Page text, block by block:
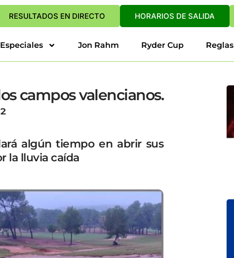
RESULTADOS EN DIRECTO HORARIOS DE SALIDA
Especiales Jon Rahm Ryder Cup Reglas
campos valencianos.
algún tiempo en abrir sus
la lluvia caída